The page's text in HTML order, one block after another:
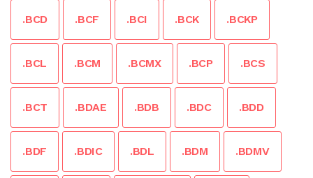
.BCD .BCF .BCI .BCK .BCKP
.BCL .BCM .BCMX .BCP .BCS
.BCT .BDAE .BDB .BDC .BDD
.BDF .BDIC .BDL .BDM .BDMV